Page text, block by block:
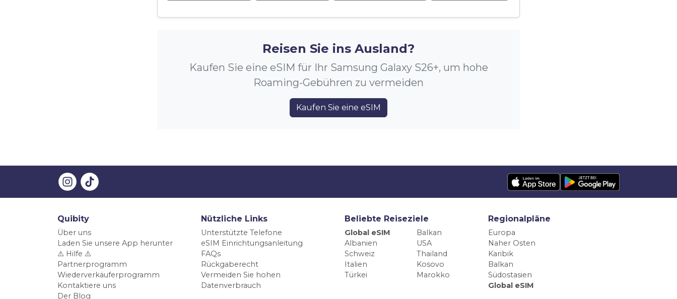
Reisen Sie ins Ausland?
Kaufen Sie eine eSIM für Ihr Samsung Galaxy S26+, um hohe
Roaming-Gebühren zu vermeiden
Kaufen Sie eine eSIM
Quibity
Über uns
Laden Sie unsere App herunter
⚠️ Hilfe ⚠️
Partnerprogramm
Wiederverkäuferprogramm
Kontaktiere uns
Der Blog
Nützliche Links
Unterstützte Telefone
eSIM Einrichtungsanleitung
FAQs
Rückgaberecht
Vermeiden Sie hohen
Datenverbrauch
Beliebte Reiseziele
Global eSIM
Balkan
Albanien
USA
Schweiz
Thailand
Italien
Kosovo
Türkei
Marokko
Regionalpläne
Europa
Naher Osten
Karibik
Balkan
Südostasien
Global eSIM